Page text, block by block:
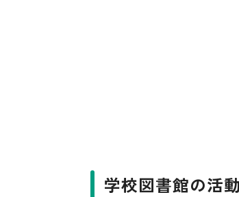
学校図書館の活動